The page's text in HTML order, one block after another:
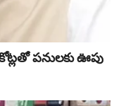
పనులకు ఊపు